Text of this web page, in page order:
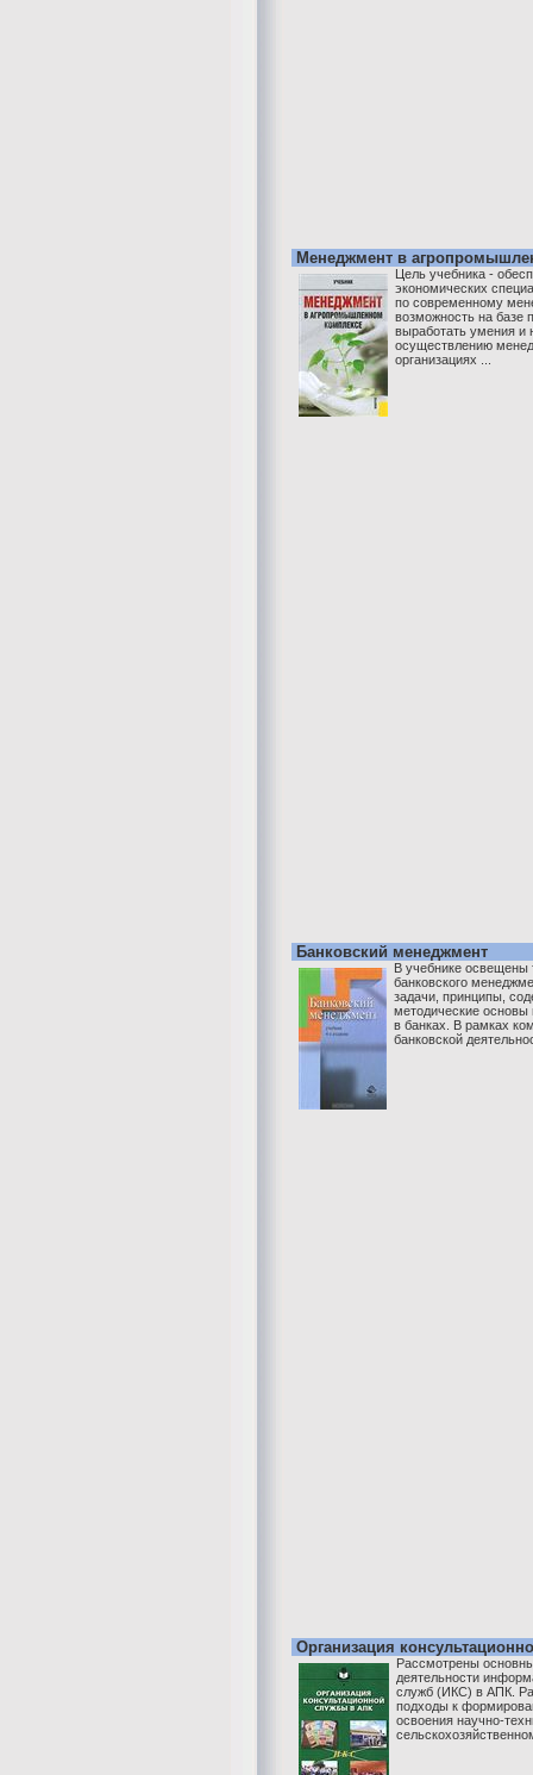
Менеджмент в
Цель учебника -
экономических
по современному
возможность на базе
выработать умения
осуществлению
организациях ...
Банковский менеджмент
В учебнике освещены
банковского
задачи, принципы,
методические основы
в банках. В рамках
банковской
Организация
Рассмотрены
деятельности
служб (ИКС) в АПК.
подходы к
освоения научно-